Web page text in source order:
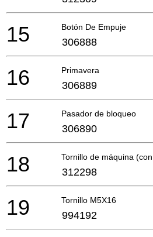
Botón De Empuje
15 306888
Primavera
16 306889
Pasador de bloqueo
17 306890
Tornillo de máquina
18 312298
Tornillo M5X16
19 994192